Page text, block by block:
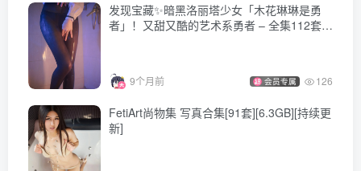
发现宝藏✨暗黑洛丽塔少女「木花琳琳是勇
者」！又甜又酷的艺术系勇者 – 全集112套&
9个月前 会员专属 126
FetiArt尚物集 写真合集[91套][6.3GB][持续更
新]